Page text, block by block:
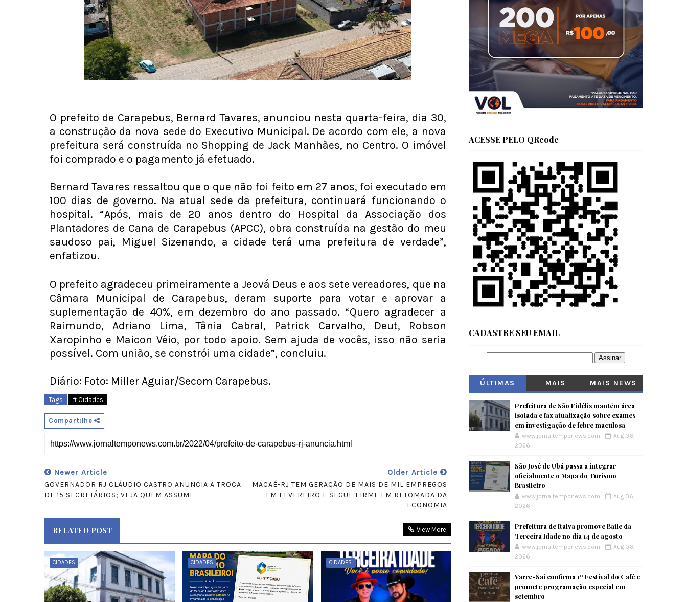
O prefeito de Carapebus, Bernard Tavares, anunciou nesta quarta-feira, dia 30,
a construção da nova sede do Executivo Municipal. De acordo com ele, a nova
prefeitura será construída no Shopping de Jack Manhães, no Centro. O imóvel
foi comprado e o pagamento já efetuado.
Bernard Tavares ressaltou que o que não foi feito em 27 anos, foi executado em
100 dias de governo. Na atual sede da prefeitura, continuará funcionando o
hospital. “Após, mais de 20 anos dentro do Hospital da Associação dos
Plantadores de Cana de Carapebus (APCC), obra construída na gestão do meu
saudoso pai, Miguel Sizenando, a cidade terá uma prefeitura de verdade”,
enfatizou.
O prefeito agradeceu primeiramente a Jeová Deus e aos sete vereadores, que na
Câmara Municipal de Carapebus, deram suporte para votar e aprovar a
suplementação de 40%, em dezembro do ano passado. “Quero agradecer a
Raimundo, Adriano Lima, Tânia Cabral, Patrick Carvalho, Deut, Robson
Xaropinho e Maicon Véio, por todo apoio. Sem ajuda de vocês, isso não seria
possível. Com união, se constrói uma cidade”, concluiu.
Diário: Foto: Miller Aguiar/Secom Carapebus.
Tags # Cidades
Compartilhe
Newer Article
GOVERNADOR RJ CLÁUDIO CASTRO ANUNCIA A TROCA
DE 15 SECRETÁRIOS; VEJA QUEM ASSUME
Older Article
MACAÉ-RJ TEM GERAÇÃO DE MAIS DE MIL EMPREGOS
EM FEVEREIRO E SEGUE FIRME EM RETOMADA DA
ECONOMIA
RELATED POST View More
CIDADES CIDADES CIDADES
ACESSE PELO QRcode
CADASTRE SEU EMAIL
ÚLTIMAS
MAIS
MAIS NEWS
Prefeitura de São Fidélis mantém área
isolada e faz atualização sobre exames
em investigação de febre maculosa
www.jornaltemponews.com
Aug 06,
2026
São José de Ubá passa a integrar
oficialmente o Mapa do Turismo
Brasileiro
www.jornaltemponews.com
Aug 06,
2026
Prefeitura de Italva promove Baile da
Terceira Idade no dia 14 de agosto
www.jornaltemponews.com
Aug 06,
2026
Varre-Sai confirma 1º Festival do Café e
promete programação especial em
setembro